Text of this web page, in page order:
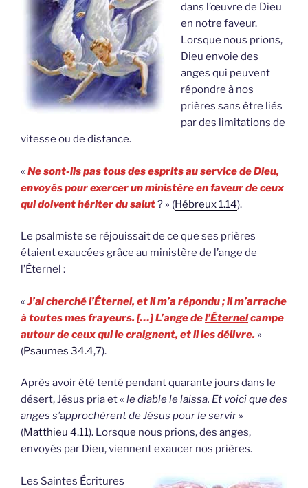
dans l’œuvre de Dieu
en notre faveur.
Lorsque nous prions,
Dieu envoie des
anges qui peuvent
répondre à nos
prières sans être liés
par des limitations de
vitesse ou de distance.
« Ne sont-ils pas tous des esprits au service de Dieu,
envoyés pour exercer un ministère en faveur de ceux
qui doivent hériter du salut? » (Hébreux 1.14).
Le psalmiste se réjouissait de ce que ses prières
étaient exaucées grâce au ministère de l’ange de
l’Éternel :
« J’ai cherchél’Éternel, et il m’a répondu ; il m’arrache
à toutes mes frayeurs. […] L’ange del’Éternelcampe
autour de ceux qui le craignent, et il les délivre. »
(Psaumes 34.4,7).
Après avoir été tenté pendant quarante jours dans le
désert, Jésus pria et « le diable le laissa. Et voici que des
anges s’approchèrent de Jésus pour le servir »
(Matthieu 4.11). Lorsque nous prions, des anges,
envoyés par Dieu, viennent exaucer nos prières.
Les Saintes Écritures